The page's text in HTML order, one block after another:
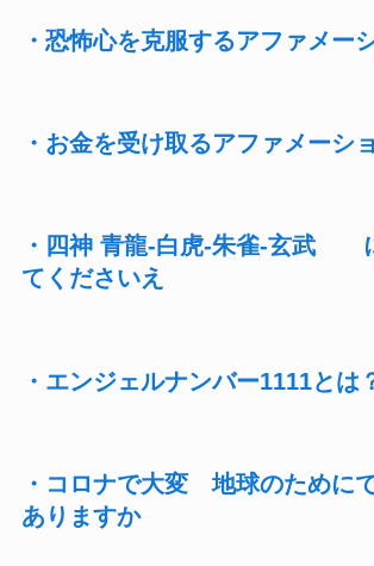
・恐怖心を克服するアファメー
・お金を受け取るアファメーシ
・四神 青龍-白虎-朱雀-玄武
てくださいえ
・エンジェルナンバー1111とは
・コロナで大変 地球のために
ありますか